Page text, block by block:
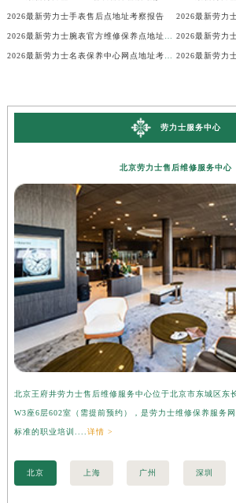
2026最新劳力士手表售后点地址考察报告
劳力士服务中心
北京劳力士售后维修服务中心
北京王府井劳力士售后维修服务中心位于北京市东城区东
W3座6层602室（需提前预约），是劳力士维修保养服务
标准的职业培训.... 详情 >
北京 上海 广州 深圳